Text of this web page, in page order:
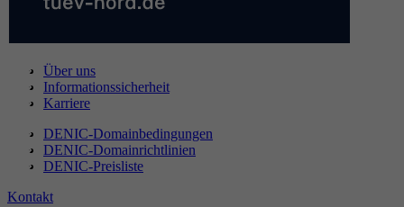
Über uns
Informationssicherheit
Karriere
DENIC-Domainbedingungen
DENIC-Domainrichtlinien
DENIC-Preisliste
Kontakt